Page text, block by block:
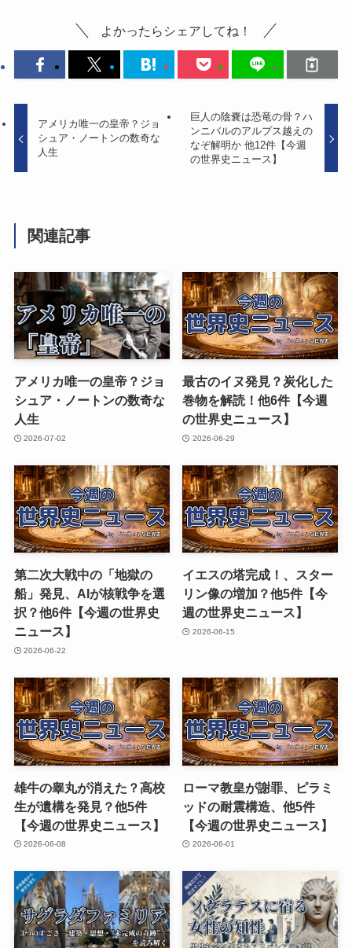
よかったらシェアしてね！
アメリカ唯一の皇帝？ジョ
シュア・ノートンの数奇な
人生
巨人の陰嚢は恐竜の骨？ハ
ンニバルのアルプス越えの
なぞ解明か 他12件【今週
の世界史ニュース】
関連記事
アメリカ唯一の皇帝？ジョ
シュア・ノートンの数奇な
人生
2026-07-02
最古のイヌ発見？炭化した
巻物を解読！他6件【今週
の世界史ニュース】
2026-06-29
第二次大戦中の「地獄の
船」発見、AIが核戦争を選
択？他6件【今週の世界史
ニュース】
2026-06-22
イエスの塔完成！、スター
リン像の増加？他5件【今
週の世界史ニュース】
2026-06-15
雄牛の睾丸が消えた？高校
生が遺構を発見？他5件
【今週の世界史ニュース】
2026-06-08
ローマ教皇が謝罪、ピラミ
ッドの耐震構造、他5件
【今週の世界史ニュース】
2026-06-01